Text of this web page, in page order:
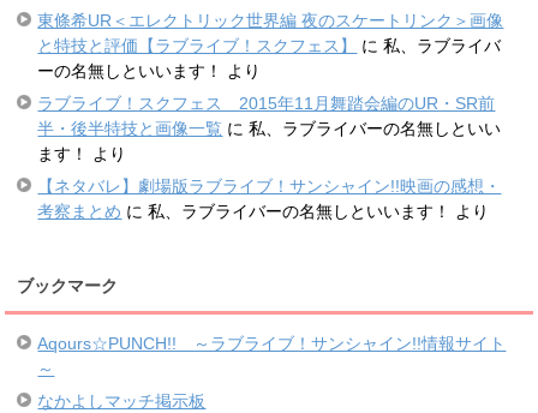
東條希UR＜エレクトリック世界編 夜のスケートリンク＞画像
と特技と評価【ラブライブ！スクフェス】
に私、ラブライバ
ーの名無しといいます！
より
ラブライブ！スクフェス 2015年11月舞踏会編のUR・SR前
半・後半特技と画像一覧 に私、ラブライバーの名無しといい
ます！
より
【ネタバレ】劇場版ラブライブ！サンシャイン!!映画の感想・
考察まとめ に私、ラブライバーの名無しといいます！ より
ブックマーク
Aqours☆PUNCH!! ～ラブライブ！サンシャイン!!情報サイト
～
なかよしマッチ掲示板